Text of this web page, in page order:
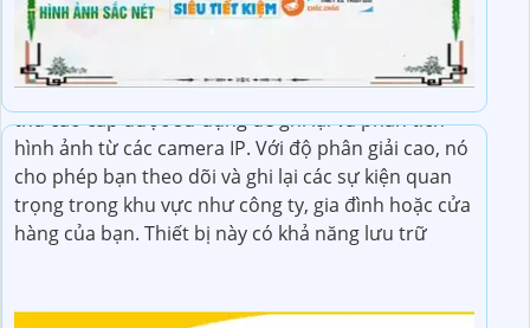
Đầu Thu hình HD IP VPS-24NAS là một thiết bị đầu
thu cao cấp được sử dụng để ghi lại và phân tích
hình ảnh từ các camera IP. Với độ phân giải cao, nó
cho phép bạn theo dõi và ghi lại các sự kiện quan
trọng trong khu vực như công ty, gia đình hoặc cửa
hàng của bạn. Thiết bị này có khả năng lưu trữ